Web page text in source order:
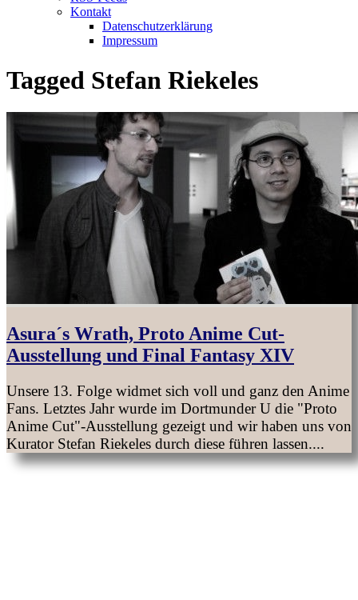
Kontakt
Datenschutzerklärung
Impressum
Tagged Stefan Riekeles
Asura´s Wrath, Proto Anime Cut-
Ausstellung und Final Fantasy XIV
Unsere 13. Folge widmet sich voll und ganz den Anime
Fans. Letztes Jahr wurde im Dortmunder U die "Proto
Anime Cut"-Ausstellung gezeigt und wir haben uns von
Kurator Stefan Riekeles durch diese führen lassen....